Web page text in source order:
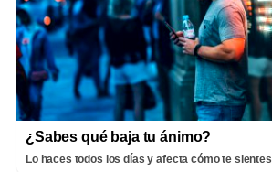
¿Sabes qué baja tu ánimo?
Lo haces todos los días y afecta cómo te sientes